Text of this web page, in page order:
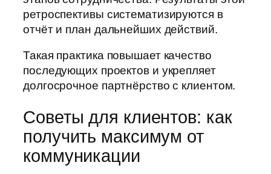
ретроспективы систематизируются в
отчёт и план дальнейших действий.
Такая практика повышает качество
последующих проектов и укрепляет
долгосрочное партнёрство с клиентом.
Советы для клиентов: как
получить максимум от
коммуникации